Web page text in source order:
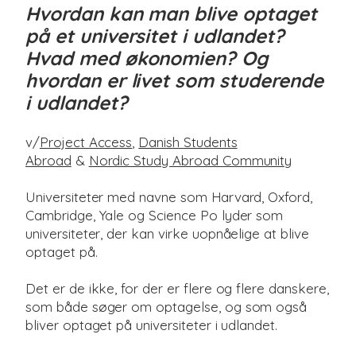
Hvordan kan man blive optaget
på et universitet i udlandet?
Hvad med økonomien? Og
hvordan er livet som studerende
i udlandet?
v/Project Access Danish Students
Abroad & Nordic Study Abroad Community
Universiteter med navne som Harvard, Oxford,
Cambridge, Yale og Science Po lyder som
universiteter, der kan virke uopnåelige at blive
optaget på.
Det er de ikke, for der er flere og flere danskere,
som både søger om optagelse, og som også
bliver optaget på universiteter i udlandet.